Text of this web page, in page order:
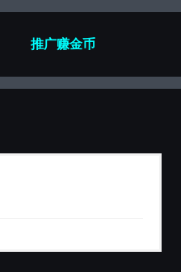
推广赚金币